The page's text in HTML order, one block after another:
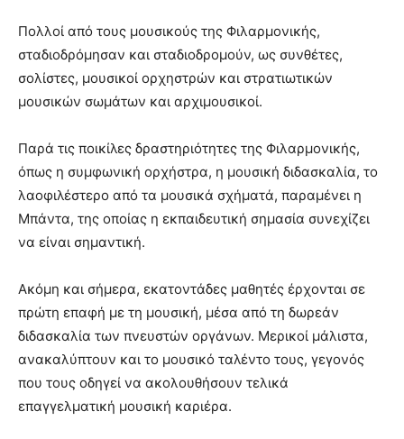
Πολλοί από τους μουσικούς της Φιλαρμονικής,
σταδιοδρόμησαν και σταδιοδρομούν, ως συνθέτες,
σολίστες, μουσικοί ορχηστρών και στρατιωτικών
μουσικών σωμάτων και αρχιμουσικοί.
Παρά τις ποικίλες δραστηριότητες της Φιλαρμονικής,
όπως η συμφωνική ορχήστρα, η μουσική διδασκαλία, το
λαοφιλέστερο από τα μουσικά σχήματά, παραμένει η
Μπάντα, της οποίας η εκπαιδευτική σημασία συνεχίζει
να είναι σημαντική.
Ακόμη και σήμερα, εκατοντάδες μαθητές έρχονται σε
πρώτη επαφή με τη μουσική, μέσα από τη δωρεάν
διδασκαλία των πνευστών οργάνων. Μερικοί μάλιστα,
ανακαλύπτουν και το μουσικό ταλέντο τους, γεγονός
που τους οδηγεί να ακολουθήσουν τελικά
επαγγελματική μουσική καριέρα.